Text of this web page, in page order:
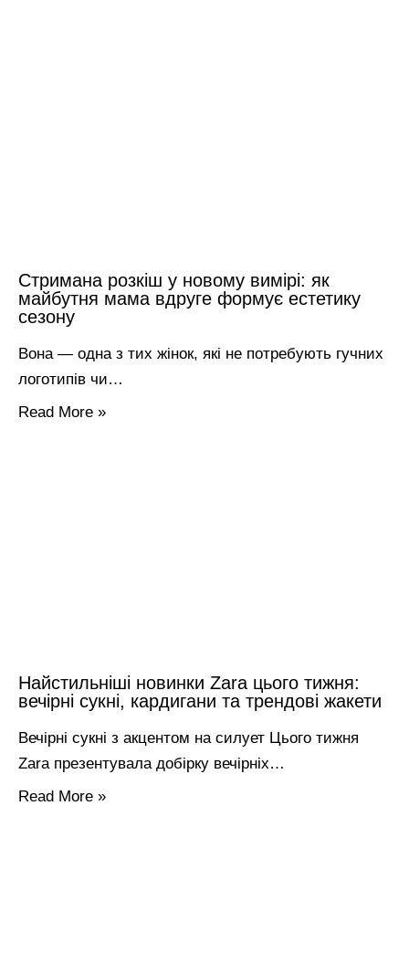
Стримана розкіш у новому вимірі: як
майбутня мама вдруге формує естетику
сезону
Вона — одна з тих жінок, які не потребують гучних
логотипів чи…
Read More »
Найстильніші новинки Zara цього тижня:
вечірні сукні, кардигани та трендові жакети
Вечірні сукні з акцентом на силует Цього тижня
Zara презентувала добірку вечірніх…
Read More »